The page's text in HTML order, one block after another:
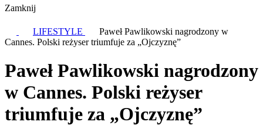
Zamknij
LIFESTYLE
Paweł Pawlikowski nagrodzony w
Cannes. Polski reżyser triumfuje za „Ojczyznę”
Paweł Pawlikowski nagrodzony
w Cannes. Polski reżyser
triumfuje za „Ojczyznę”